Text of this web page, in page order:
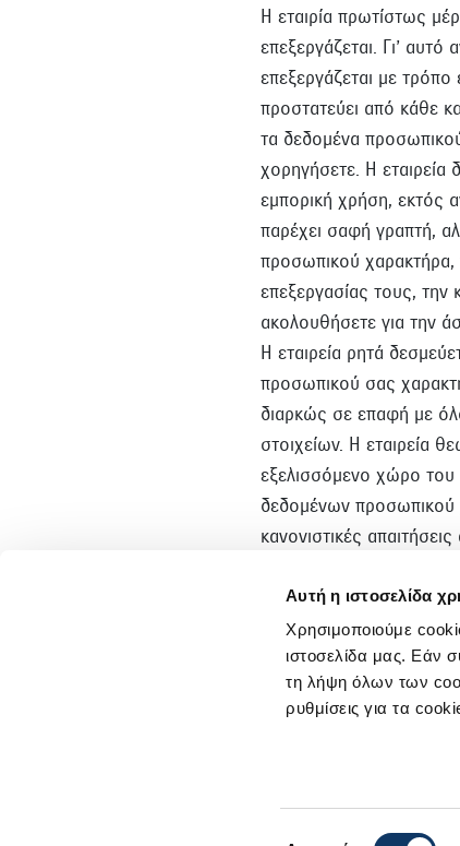
Αυτή η ιστοσελίδα
Χρησιμοποιούμε
ιστοσελίδα μας. Εάν
τη λήψη όλων των
ρυθμίσεις για τα
Η εταιρία πρωτίστως
επεξεργάζεται. Γι’
επεξεργάζεται με τρόπο
προστατεύει από κάθε
τα δεδομένα
χορηγήσετε. Η εταιρεία
εμπορική χρήση, εκτός
παρέχει σαφή γραπτή,
προσωπικού χαρακτήρα,
επεξεργασίας τους, την
ακολουθήσετε για την
Η εταιρεία ρητά
προσωπικού σας
διαρκώς σε επαφή με
στοιχείων. Η εταιρεία
εξελισσόμενο χώρο του
δεδομένων προσωπικού
κανονιστικές